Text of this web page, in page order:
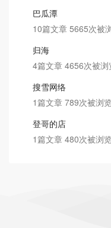
巴瓜潭
10篇文章 5665次被
归海
4篇文章 4656次被浏
搜雪网络
1篇文章 789次被浏
登哥的店
1篇文章 480次被浏